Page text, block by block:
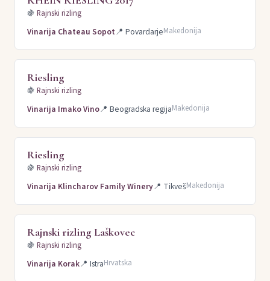
🍇 Rajnski rizling
Vinarija Chateau Sopot📍 PovardarjeMakedonija
Riesling
🍇 Rajnski rizling
Vinarija Imako Vino📍 Beogradska regijaMakedonija
Riesling
🍇 Rajnski rizling
Vinarija Klincharov Family Winery📍 TikvešMakedonija
Rajnski rizling Laškovec
🍇 Rajnski rizling
Vinarija Korak📍 IstraHrvatska